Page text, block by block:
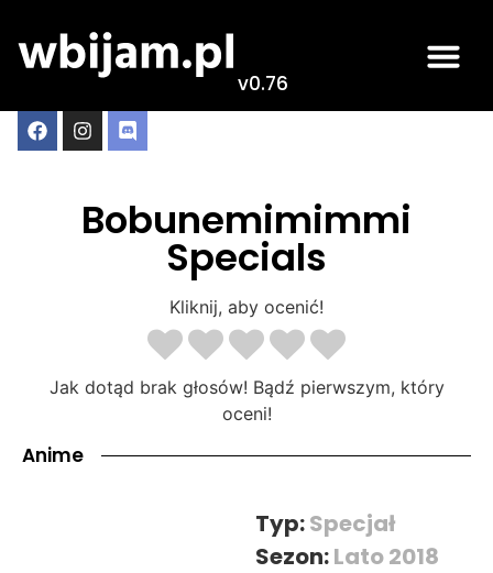
v0.76
Bobunemimimmi
Specials
Kliknij, aby ocenić!
Jak dotąd brak głosów! Bądź pierwszym, który
oceni!
Anime
Typ:Specjał
Sezon:Lato 2018